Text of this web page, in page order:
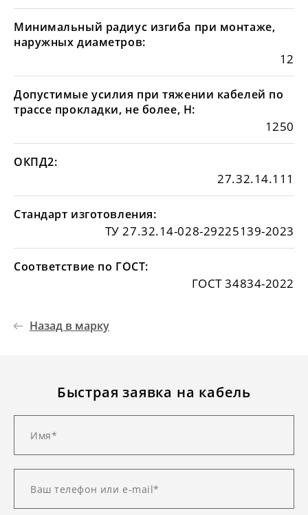
Минимальный радиус изгиба при монтаже,
наружных диаметров:
12
Допустимые усилия при тяжении кабелей по
трассе прокладки, не более, Н:
1250
ОКПД2:
27.32.14.111
Стандарт изготовления:
ТУ 27.32.14-028-29225139-2023
Соответствие по ГОСТ:
ГОСТ 34834-2022
Назад в марку
Быстрая заявка на кабель